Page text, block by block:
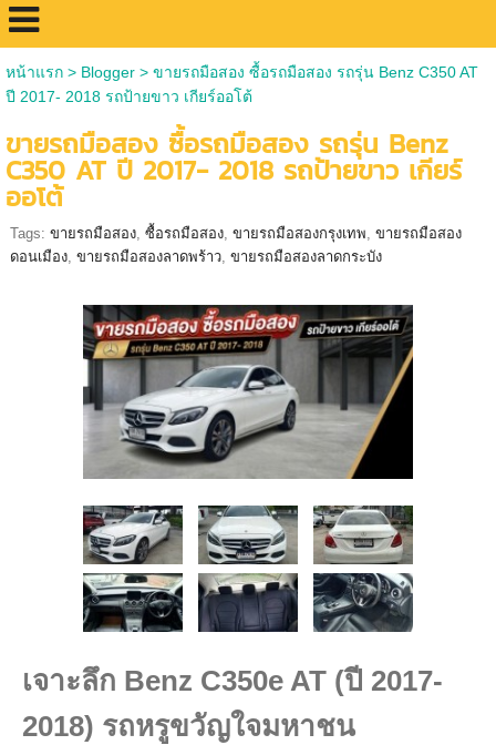
หน้าแรก> Blogger> ขายรถมือสอง ซื้อรถมือสอง รถรุ่น Benz C350 AT
ปี 2017- 2018 รถป้ายขาว เกียร์ออโต้
ขายรถมือสอง ซื้อรถมือสอง รถรุ่น Benz
C350 AT ปี 2017- 2018 รถป้ายขาว เกียร์
ออโต้
Tags: ขายรถมือสอง, ซื้อรถมือสอง, ขายรถมือสองกรุงเทพ, ขายรถมือสอง
ดอนเมือง, ขายรถมือสองลาดพร้าว, ขายรถมือสองลาดกระบัง
เจาะลึก Benz C350e AT (ปี 2017-
2018) รถหรูขวัญใจมหาชน